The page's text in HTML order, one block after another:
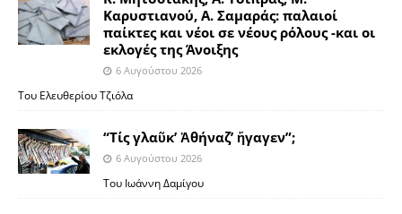
Καρυστιανού, Α. Σαμαράς: παλαιοί
παίκτες και νέοι σε νέους ρόλους -και οι
εκλογές της Άνοιξης
6 Αυγούστου 2026
Του Ελευθερίου Τζιόλα
“Τίς γλαῦκ’ Ἀθήναζ’ ἤγαγεν”;
6 Αυγούστου 2026
Του Ιωάννη Δαμίγου